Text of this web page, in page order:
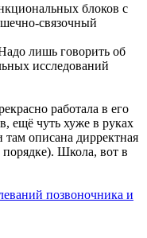
блоков с
связочный
лишь говорить об
исследований
работала в его
ещё чуть хуже в руках
там описана дирректная
Школа, вот в
позвоночника и